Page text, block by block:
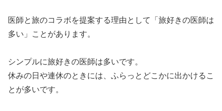
医師と旅のコラボを提案する理由として「旅好きの医師は
多い」ことがあります。
シンプルに旅好きの医師は多いです。
休みの日や連休のときには、ふらっとどこかに出かけるこ
とが多いです。